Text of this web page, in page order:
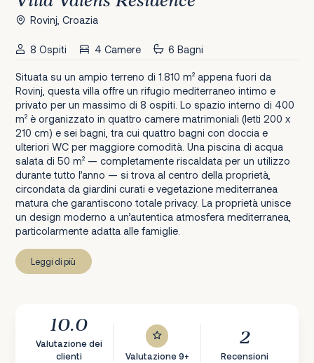
Rovinj, Croazia
8 Ospiti 4 Camere 6 Bagni
Situata su un ampio terreno di 1.810 m² appena fuori da
Rovinj, questa villa offre un rifugio mediterraneo intimo e
privato per un massimo di 8 ospiti. Lo spazio interno di 400
m² è organizzato in quattro camere matrimoniali (letti 200 x
210 cm) e sei bagni, tra cui quattro bagni con doccia e
ulteriori WC per maggiore comodità. Una piscina di acqua
salata di 50 m² — completamente riscaldata per un utilizzo
durante tutto l’anno — si trova al centro della proprietà,
circondata da giardini curati e vegetazione mediterranea
matura che garantiscono totale privacy. La proprietà unisce
un design moderno a un’autentica atmosfera mediterranea,
particolarmente adatta alle famiglie.
Leggi di più
10.0
Valutazione dei
clienti
Valutazione 9+
2
Recensioni